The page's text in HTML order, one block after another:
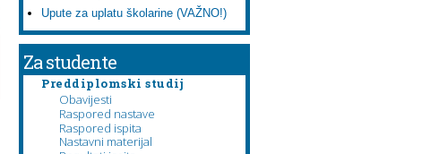
Upute za uplatu školarine (VAŽNO!)
Za studente
Preddiplomski studij
Obavijesti
Raspored nastave
Raspored ispita
Nastavni materijal